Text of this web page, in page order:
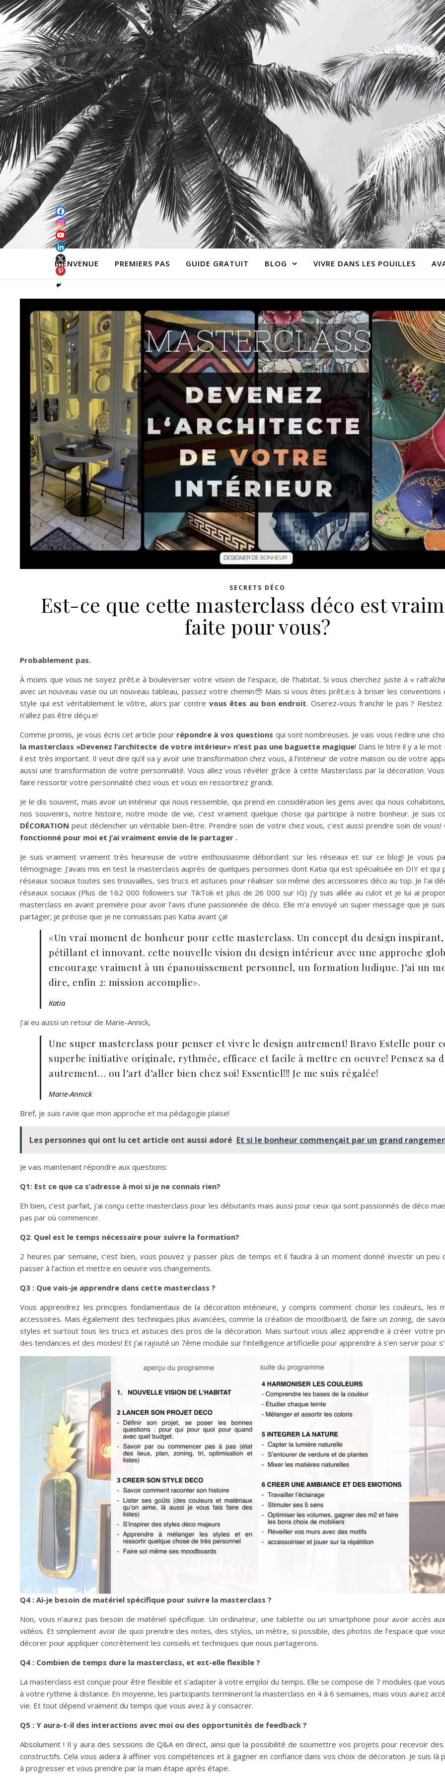
BIENVENUE PREMIERS PAS GUIDE GRATUIT BLOG VIVRE DANS LES POUILLES
SECRETS DÉCO
Est-ce que cette masterclass déco est
faite pour vous?
Probablement pas.
À moins que vous ne soyez prêt.e à bouleverser votre vision de l’espace, de l’habitat. Si vous cherchez juste à «
avec un nouveau vase ou un nouveau tableau, passez votre chemin🥹 Mais si vous êtes prêt.e.s à briser les
style qui est véritablement le vôtre, alors par contre vous êtes au bon endroit. Oserez-vous franchir le pas ? Restez
n’allez pas être déçu.e!
Comme promis, je vous écris cet article pour répondre à vos questions qui sont nombreuses. Je vais vous redire une
la masterclass «Devenez l’architecte de votre intérieur» n’est pas une baguette magique! Dans le titre il y a le mot
il est très important. Il veut dire qu’il va y avoir une transformation chez vous, à l’intérieur de votre maison ou de votre
aussi une transformation de votre personnalité. Vous allez vous révéler grâce à cette Masterclass par la décoration.
faire ressortir votre personnalité chez vous et vous en ressortirez grandi.
Je le dis souvent, mais avoir un intérieur qui nous ressemble, qui prend en considération les gens avec qui nous
nos souvenirs, notre histoire, notre mode de vie, c’est vraiment quelque chose qui participe à notre bonheur. Je suis
DÉCORATION peut déclencher un véritable bien-être. Prendre soin de votre chez vous, c’est aussi prendre soin de vous!
fonctionné pour moi et j’ai vraiment envie de le partager .
Je suis vraiment vraiment très heureuse de votre enthousiasme débordant sur les réseaux et sur ce blog! Je vous
témoignage: J’avais mis en test la masterclass auprès de quelques personnes dont Katia qui est spécialisée en DIY et qui
réseaux sociaux toutes ses trouvailles, ses trucs et astuces pour réaliser soi même des accessoires déco au top. Je l’ai
réseaux sociaux (Plus de 162 000 followers sur TikTok et plus de 26 000 sur IG) j’y suis allée au culot et je lui ai
masterclass en avant première pour avoir l’avis d’une passionnée de déco. Elle m’a envoyé un super message que je
partager; je précise que je ne connaissais pas Katia avant ça!
«Un vrai moment de bonheur pour cette masterclass. Un concept du design inspirant,
pétillant et innovant. cette nouvelle vision du design intérieur avec une approche
encourage vraiment à un épanouissement personnel, un formation ludique. J’ai un
dire, enfin 2: mission accomplie».
Katia
J’ai eu aussi un retour de Marie-Annick,
Une super masterclass pour penser et vivre le design autrement! Bravo Estelle pour
superbe initiative originale, rythmée, efficace et facile à mettre en oeuvre! Pensez sa
autrement… ou l’art d’aller bien chez soi! Essentiel!!! Je me suis régalée!
Marie-Annick
Bref, je suis ravie que mon approche et ma pédagogie plaise!
Les personnes qui ont lu cet article ont aussi adoré Et si le bonheur commençait par un grand
Je vais maintenant répondre aux questions:
Q1: Est ce que ca s’adresse à moi si je ne connais rien?
Eh bien, c’est parfait, j’ai conçu cette masterclass pour les débutants mais aussi pour ceux qui sont passionnés de déco
pas par où commencer.
Q2: Quel est le temps nécessaire pour suivre la formation?
2 heures par semaine, c’est bien, vous pouvez y passer plus de temps et il faudra à un moment donné investir un peu
passer à l’action et mettre en oeuvre vos changements.
Q3 : Que vais-je apprendre dans cette masterclass ?
Vous apprendrez les principes fondamentaux de la décoration intérieure, y compris comment choisir les couleurs, les
accessoires. Mais également des techniques plus avancées, comme la création de moodboard, de faire un zoning, de
styles et surtout tous les trucs et astuces des pros de la décoration. Mais surtout vous allez apprendre à créer votre
des tendances et des modes! Et j’ai rajouté un 7ème module sur l’intelligence artificielle pour apprendre à s’en servir pour
Q4 : Ai-je besoin de matériel spécifique pour suivre la masterclass ?
Non, vous n’aurez pas besoin de matériel spécifique. Un ordinateur, une tablette ou un smartphone pour avoir accès
vidéos. Et simplement avoir de quoi prendre des notes, des stylos, un mètre, si possible, des photos de l’espace que
décorer pour appliquer concrètement les conseils et techniques que nous partagerons.
Q4 : Combien de temps dure la masterclass, et est-elle flexible ?
La masterclass est conçue pour être flexible et s’adapter à votre emploi du temps. Elle se compose de 7 modules que
à votre rythme à distance. En moyenne, les participants termineront la masterclass en 4 à 6 semaines, mais vous aurez
vie. Et tout dépend vraiment du temps que vous avez à y consacrer.
Q5 : Y aura-t-il des interactions avec moi ou des opportunités de feedback ?
Absolument ! Il y aura des sessions de Q&A en direct, ainsi que la possibilité de soumettre vos projets pour recevoir
constructifs. Cela vous aidera à affiner vos compétences et à gagner en confiance dans vos choix de décoration. Je suis là
à progresser et vous prendre par la main étape après étape.